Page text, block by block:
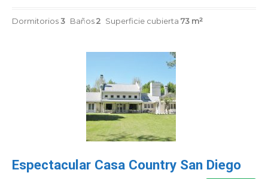
Dormitorios3 Baños2 Superficie cubierta 73 m²
Espectacular Casa Country San Diego